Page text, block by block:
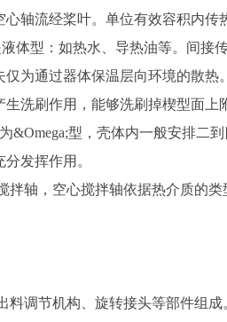
轴流经桨叶。单位有效容积内传
体型：如热水、导热油等。间接
为通过器体保温层向环境的散热
洗刷作用，能够洗刷掉楔型面上
型，壳体内一般安排二
发挥作用。
轴，空心搅拌轴依据热介质的类
调节机构、旋转接头等部件组成